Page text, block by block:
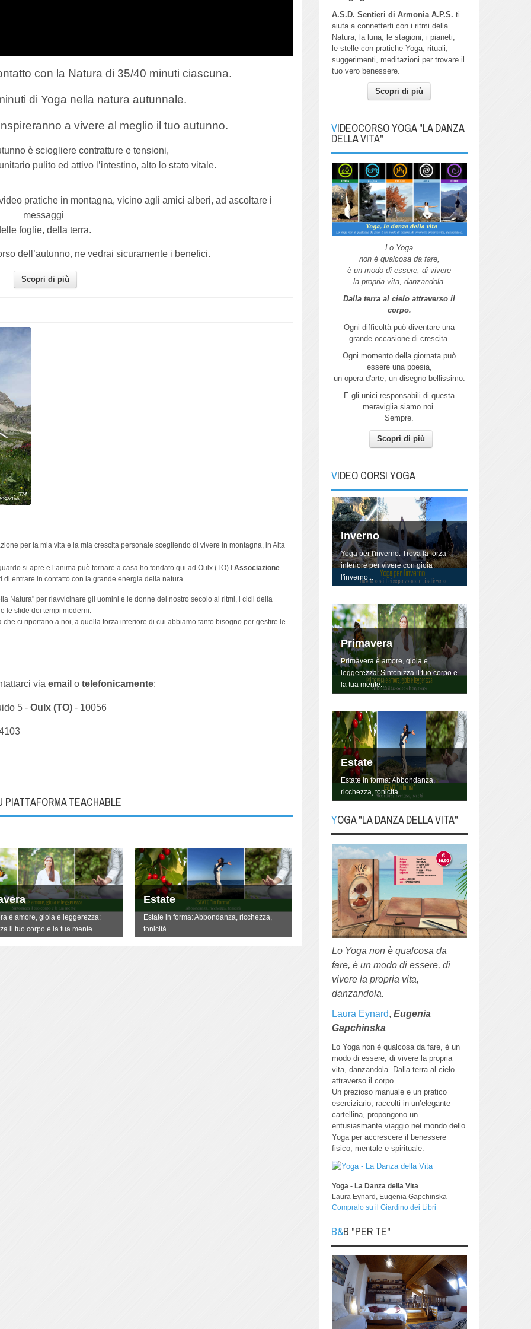
con la Natura di 35/40 minuti ciascuna.
di Yoga nella natura autunnale.
a vivere al meglio il tuo autunno.
è sciogliere contratture e tensioni,
pulito ed attivo l’intestino,alto lo stato vitale.
pratiche in montagna, vicino agli amici alberi, ad ascoltare i
messaggi
foglie, della terra.
dell’autunno, ne vedrai sicuramente i benefici.
Scopri di più
per la mia vita e la mia crescita personale scegliendo di vivere in montagna, in Alta
si apre e l’anima può tornare a casa ho fondato qui ad Oulx (TO) l’Associazione
entrare in contatto con la grande energia della natura.
Natura" per riavvicinare gli uomini e le donne del nostro secolo ai ritmi, i cicli della
le sfide dei tempi moderni.
ci riportano a noi, a quella forza interiore di cui abbiamo tanto bisogno per gestire le
viaemail otelefonicamente:
5 -Oulx (TO) - 10056
PIATTAFORMA TEACHABLE
è amore, gioia e leggerezza:
il tuo corpo e la tua mente...
Estate
Estate in forma: Abbondanza, ricchezza,
tonicità...
YOGA "La danza della Vita"
Lo Yoga non è qualcosa da fare, è un
modo di essere, di vivere la propria vita,
danzandola.
A.S.D. Sentieri di Armonia A.P.S. ti
aiuta a connetterti con i ritmi della
Natura, la luna, le stagioni, i pianeti,
le stelle con pratiche Yoga, rituali,
suggerimenti, meditazioni per trovare il
tuo vero benessere.
Scopri di più
VIDEOCORSO YOGA "LA DANZA
DELLA VITA"
Lo Yoga
non è qualcosa da fare,
è un modo di essere, di vivere
la propria vita, danzandola.
Dalla terra al cielo attraverso il
corpo.
Ogni difficoltà può diventare una
grande occasione di crescita.
Ogni momento della giornata può
essere una poesia,
un opera d'arte, un disegno bellissimo.
E gli unici responsabili di questa
meraviglia siamo noi.
Sempre.
Scopri di più
VIDEO CORSI YOGA
Autunno
Inverno
Yoga per l'inverno: Trova la forza
interiore per vivere con gioia
l'inverno...
Primavera
Primavera è amore, gioia e
leggerezza: Sintonizza il tuo corpo e
la tua mente...
Estate
Estate in forma: Abbondanza,
ricchezza, tonicità...
YOGA "La danza della
Vita"
Lo Yoga non è qualcosa da fare, è
un modo di essere, di vivere la
propria vita, danzandola.
YOGA "LA DANZA DELLA VITA"
Lo Yoga non è qualcosa da
fare, è un modo di essere, di
vivere la propria vita,
danzandola.
Laura Eynard, Eugenia
Gapchinska
Lo Yoga non è qualcosa da fare, è un
modo di essere, di vivere la propria
vita, danzandola. Dalla terra al cielo
attraverso il corpo.
Un prezioso manuale e un pratico
eserciziario, raccolti in un’elegante
cartellina, propongono un
entusiasmante viaggio nel mondo dello
Yoga per accrescere il benessere
fisico, mentale e spirituale.
Yoga - La Danza della Vita
Laura Eynard, Eugenia Gapchinska
Compralo su il Giardino dei Libri
B&B "PER TE"